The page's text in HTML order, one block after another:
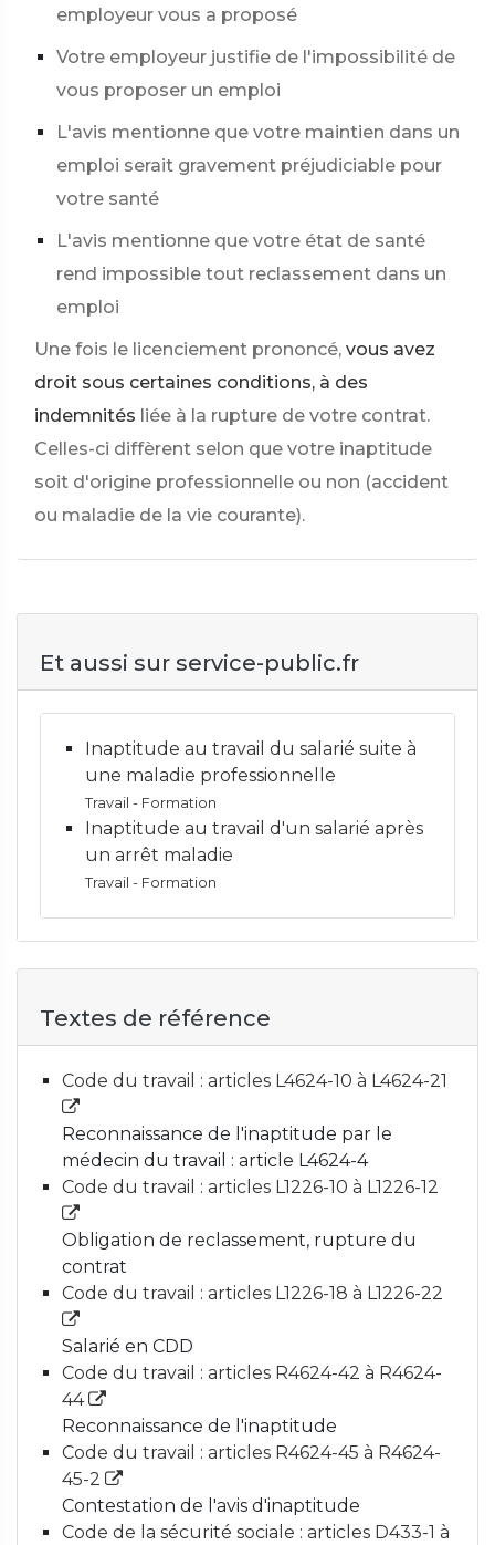
employeur vous a proposé
Votre employeur justifie de l'impossibilité de
vous proposer un emploi
L'avis mentionne que votre maintien dans un
emploi serait gravement préjudiciable pour
votre santé
L'avis mentionne que votre état de santé
rend impossible tout reclassement dans un
emploi
Une fois le licenciement prononcé, vous avez
droit sous certaines conditions, à des
indemnités liée à la rupture de votre contrat.
Celles-ci diffèrent selon que votre inaptitude
soit d'origine professionnelle ou non (accident
ou maladie de la vie courante).
Et aussi sur service-public.fr
Inaptitude au travail du salarié suite à
une maladie professionnelle
Travail - Formation
Inaptitude au travail d'un salarié après
un arrêt maladie
Travail - Formation
Textes de référence
Code du travail : articles L4624-10 à L4624-21
Reconnaissance de l'inaptitude par le
médecin du travail : article L4624-4
Code du travail : articles L1226-10 à L1226-12
Obligation de reclassement, rupture du
contrat
Code du travail : articles L1226-18 à L1226-22
Salarié en CDD
Code du travail : articles R4624-42 à R4624-
44
Reconnaissance de l'inaptitude
Code du travail : articles R4624-45 à R4624-
45-2
Contestation de l'avis d'inaptitude
Code de la sécurité sociale : articles D433-1 à